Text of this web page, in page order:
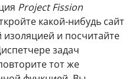
Project Fission
какой-нибудь сайт
и посчитайте
задач
тот же